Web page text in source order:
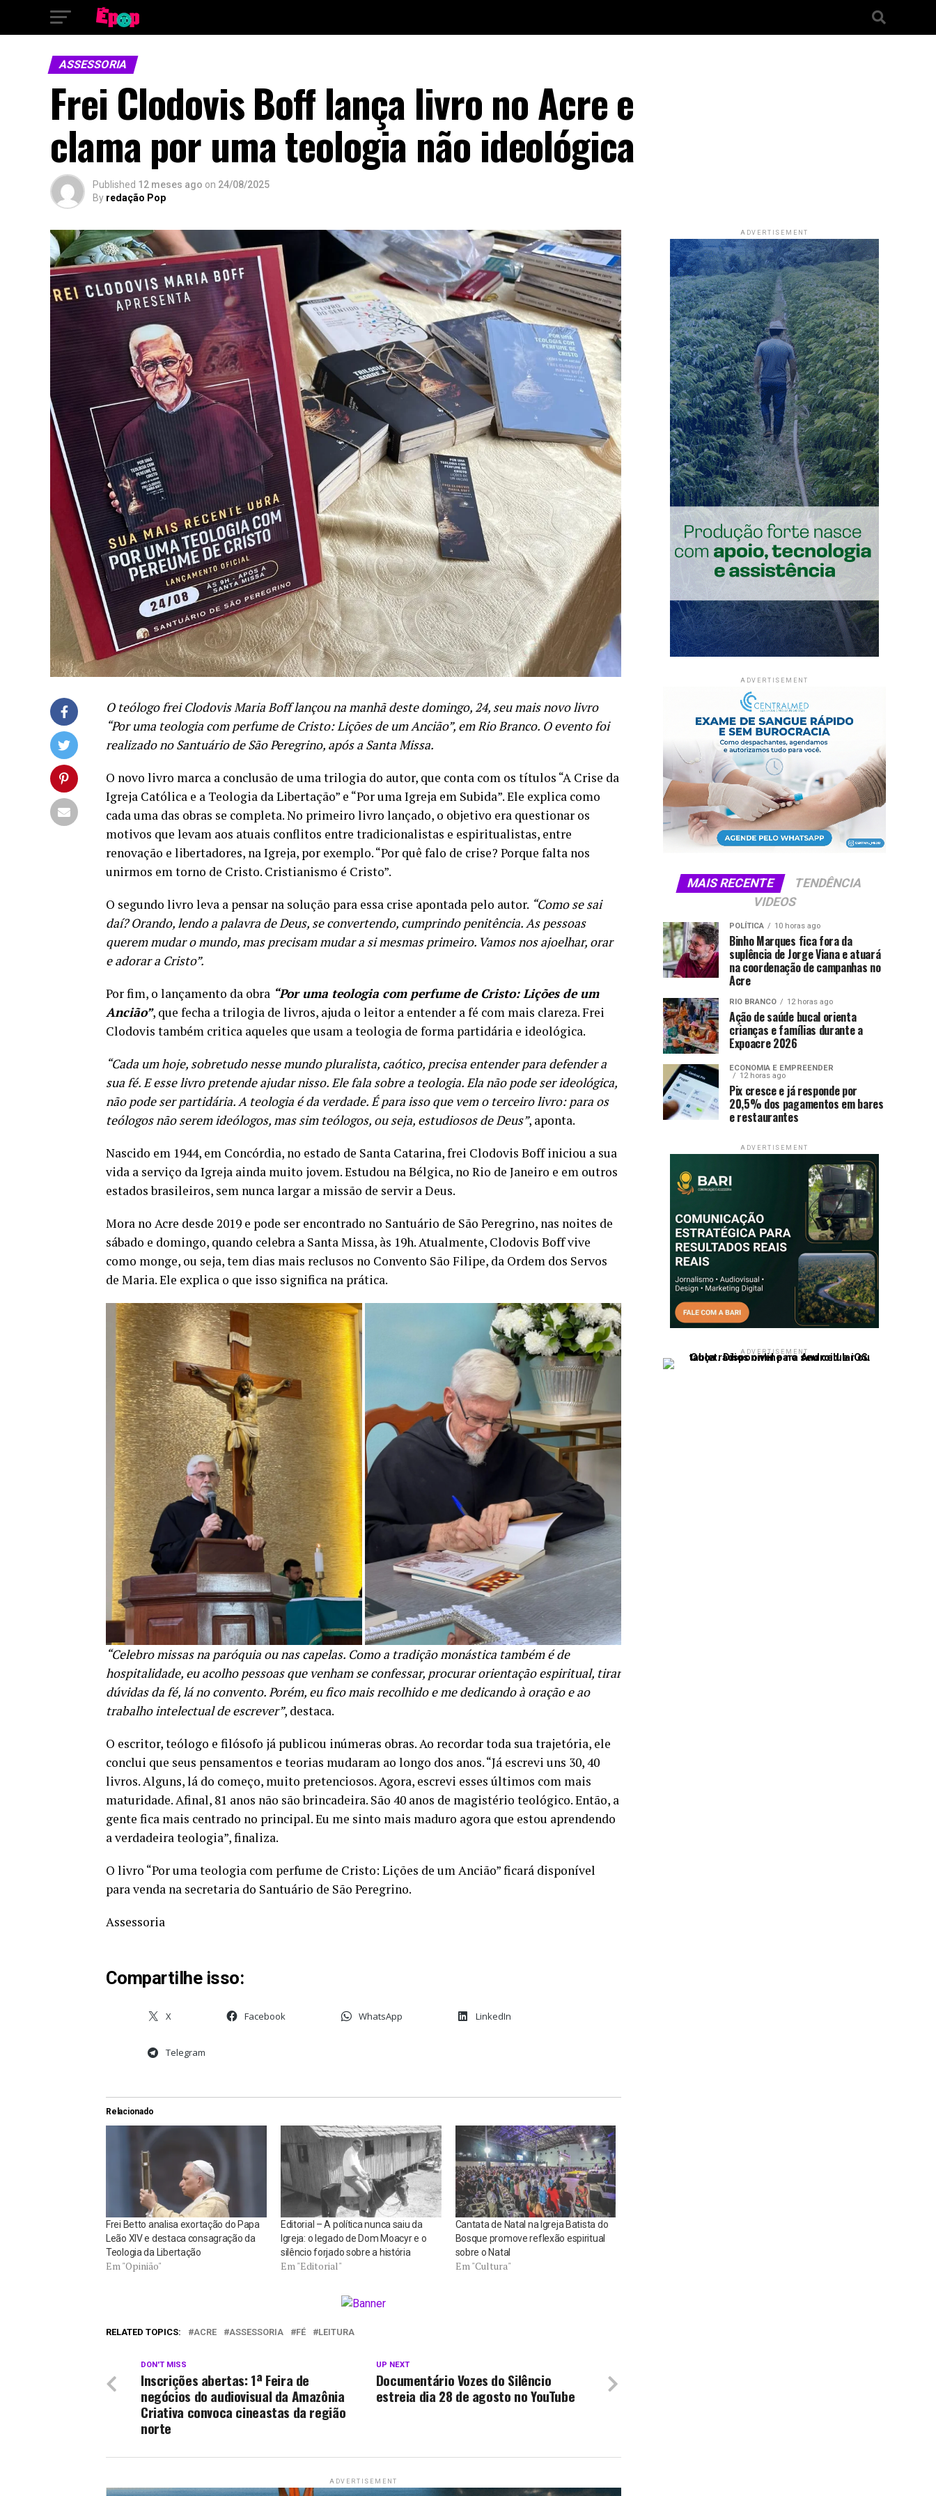
ASSESSORIA
Frei Clodovis Boff lança livro no Acre e
clama por uma teologia não ideológica
Published 12 meses ago on 24/08/2025
By redação Pop
O teólogo frei Clodovis Maria Boff lançou na manhã deste domingo, 24, seu mais novo livro
“Por uma teologia com perfume de Cristo: Lições de um Ancião”, em Rio Branco. O evento foi
realizado no Santuário de São Peregrino, após a Santa Missa.
O novo livro marca a conclusão de uma trilogia do autor, que conta com os títulos “A Crise da
Igreja Católica e a Teologia da Libertação” e “Por uma Igreja em Subida”. Ele explica como
cada uma das obras se completa. No primeiro livro lançado, o objetivo era questionar os
motivos que levam aos atuais conflitos entre tradicionalistas e espiritualistas, entre
renovação e libertadores, na Igreja, por exemplo. “Por quê falo de crise? Porque falta nos
unirmos em torno de Cristo. Cristianismo é Cristo”.
O segundo livro leva a pensar na solução para essa crise apontada pelo autor. “Como se sai
daí? Orando, lendo a palavra de Deus, se convertendo, cumprindo penitência. As pessoas
querem mudar o mundo, mas precisam mudar a si mesmas primeiro. Vamos nos ajoelhar, orar
e adorar a Cristo”.
Por fim, o lançamento da obra “Por uma teologia com perfume de Cristo: Lições de um
Ancião”, que fecha a trilogia de livros, ajuda o leitor a entender a fé com mais clareza. Frei
Clodovis também critica aqueles que usam a teologia de forma partidária e ideológica.
“Cada um hoje, sobretudo nesse mundo pluralista, caótico, precisa entender para defender a
sua fé. E esse livro pretende ajudar nisso. Ele fala sobre a teologia. Ela não pode ser ideológica,
não pode ser partidária. A teologia é da verdade. É para isso que vem o terceiro livro: para os
teólogos não serem ideólogos, mas sim teólogos, ou seja, estudiosos de Deus”, aponta.
Nascido em 1944, em Concórdia, no estado de Santa Catarina, frei Clodovis Boff iniciou a sua
vida a serviço da Igreja ainda muito jovem. Estudou na Bélgica, no Rio de Janeiro e em outros
estados brasileiros, sem nunca largar a missão de servir a Deus.
Mora no Acre desde 2019 e pode ser encontrado no Santuário de São Peregrino, nas noites de
sábado e domingo, quando celebra a Santa Missa, às 19h. Atualmente, Clodovis Boff vive
como monge, ou seja, tem dias mais reclusos no Convento São Filipe, da Ordem dos Servos
de Maria. Ele explica o que isso significa na prática.
“Celebro missas na paróquia ou nas capelas. Como a tradição monástica também é de
hospitalidade, eu acolho pessoas que venham se confessar, procurar orientação espiritual, tirar
dúvidas da fé, lá no convento. Porém, eu fico mais recolhido e me dedicando à oração e ao
trabalho intelectual de escrever”, destaca.
O escritor, teólogo e filósofo já publicou inúmeras obras. Ao recordar toda sua trajetória, ele
conclui que seus pensamentos e teorias mudaram ao longo dos anos. “Já escrevi uns 30, 40
livros. Alguns, lá do começo, muito pretenciosos. Agora, escrevi esses últimos com mais
maturidade. Afinal, 81 anos não são brincadeira. São 40 anos de magistério teológico. Então, a
gente fica mais centrado no principal. Eu me sinto mais maduro agora que estou aprendendo
a verdadeira teologia”, finaliza.
O livro “Por uma teologia com perfume de Cristo: Lições de um Ancião” ficará disponível
para venda na secretaria do Santuário de São Peregrino.
Assessoria
Compartilhe isso:
X Facebook WhatsApp LinkedIn
Telegram
Relacionado
Frei Betto analisa exortação do Papa
Leão XIV e destaca consagração da
Teologia da Libertação
Em "Opinião"
Editorial – A política nunca saiu da
Igreja: o legado de Dom Moacyr e o
silêncio forjado sobre a história
Em "Editorial"
Cantata de Natal na Igreja Batista do
Bosque promove reflexão espiritual
sobre o Natal
Em "Cultura"
RELATED TOPICS: ACRE ASSESSORIA FÉ LEITURA
UP NEXT
Documentário Vozes do Silêncio
estreia dia 28 de agosto no YouTube
DON'T MISS
Inscrições abertas: 1ª Feira de
negócios do audiovisual da Amazônia
Criativa convoca cineastas da região
norte
ADVERTISEMENT
ADVERTISEMENT
ADVERTISEMENT
MAIS RECENTE
TENDÊNCIA
VIDEOS
POLÍTICA 10 horas ago
Binho Marques fica fora da
suplência de Jorge Viana e atuará
na coordenação de campanhas no
Acre
RIO BRANCO 12 horas ago
Ação de saúde bucal orienta
crianças e famílias durante a
Expoacre 2026
ECONOMIA E EMPREENDER
12 horas ago
Pix cresce e já responde por
20,5% dos pagamentos em bares
e restaurantes
ADVERTISEMENT
ADVERTISEMENT